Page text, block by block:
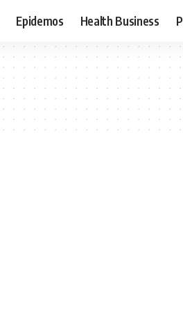
Epidemos Health Business